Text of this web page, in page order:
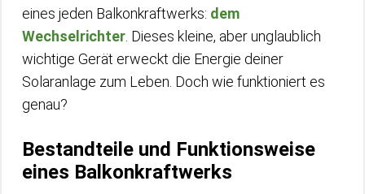
eines jeden Balkonkraftwerks: dem
Wechselrichter . Dieses kleine, aber unglaublich
wichtige Gerät erweckt die Energie deiner
Solaranlage zum Leben. Doch wie funktioniert es
genau?
Bestandteile und Funktionsweise
eines Balkonkraftwerks